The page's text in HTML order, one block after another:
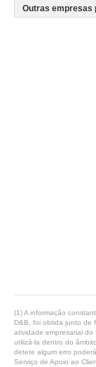
(1) A informação
D&B, foi obtida junto de
atividade empresarial
utilizá-la dentro do
detete algum erro
Serviço de Apoio ao